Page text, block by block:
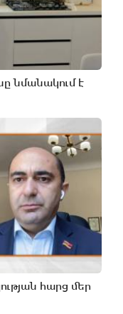
նմանակում է
հարց մեր